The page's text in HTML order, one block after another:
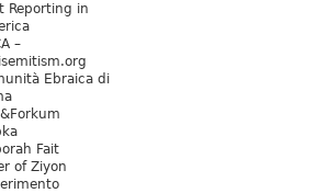
Reporting in
–
Ebraica di
Fait
of Ziyon